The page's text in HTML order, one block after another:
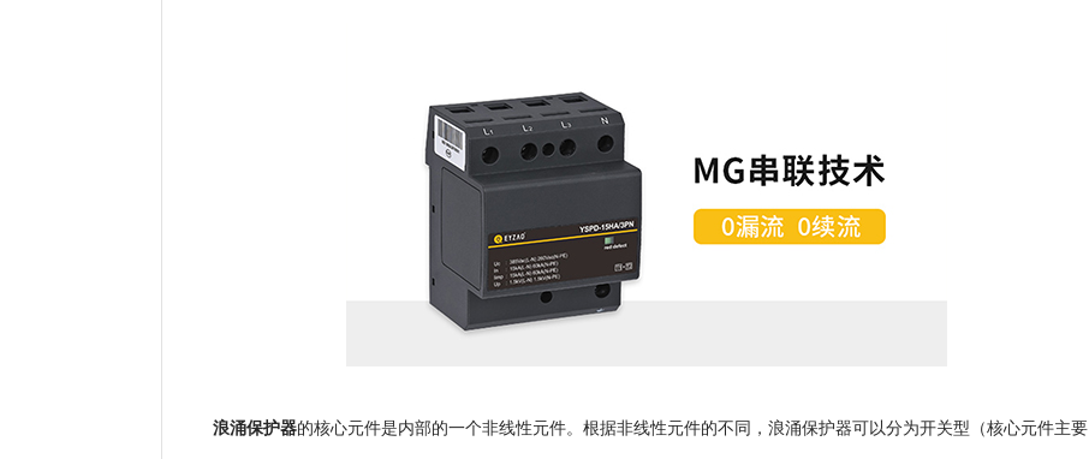
浪涌保护器的核心元件是内部的一个非线性元件。根据非线性元件的不同，浪涌保护器可以分为开关型（核心元件主要